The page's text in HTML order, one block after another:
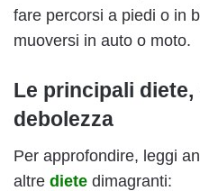
fare percorsi a piedi o in
muoversi in auto o moto.
Le principali diete,
debolezza
Per approfondire, leggi
altre diete dimagranti: